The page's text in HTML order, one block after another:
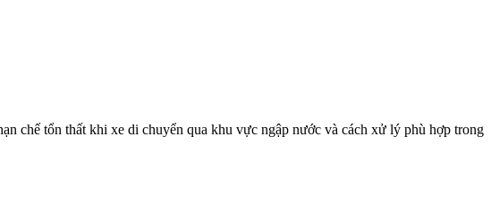
chế tổn thất khi xe di chuyển qua khu vực ngập nước và cách xử lý phù hợp trong